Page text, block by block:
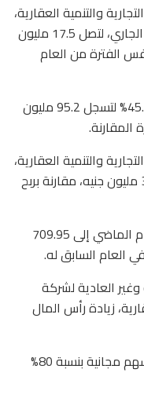
والتنمية العقارية،
بنسبة 41.6% خلال الربع الأول من العام الجاري، لتصل 17.5 مليون
جنيه في نفس الفترة من العام
فيما انخفضت مبيعات الشركة بنسبة 45.12% لتسجل 95.2 مليون
والتنمية العقارية،
بنسبة 8% خلال العام الماضي لتصل 38.3 مليون جنيه، مقارنة بربح
فيما تضاعفت إيرادات الشركة خلال العام الماضي إلى 709.95
العادية لشركة
زيادة رأس المال
ووافقت العمومية على مقترح توزيع أسهم مجانية بنسبة 80%